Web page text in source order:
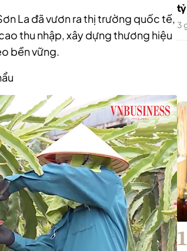
La đã vươn ra thị trường quốc tế,
thu nhập, xây dựng thương hiệu
bền vững.
tỷ
3
1